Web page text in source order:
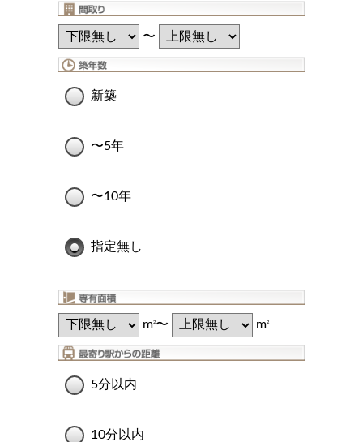
〜
新築
〜5年
〜10年
指定無し
m2〜 m2
5分以内
10分以内